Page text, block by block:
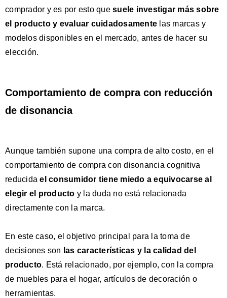
comprador y es por esto que suele investigar más sobre
el producto y evaluar cuidadosamente las marcas y
modelos disponibles en el mercado, antes de hacer su
elección.
Comportamiento de compra con reducción
de disonancia
Aunque también supone una compra de alto costo, en el
comportamiento de compra con disonancia cognitiva
reducida el consumidor tiene miedo a equivocarseal
elegir el producto y la duda no está relacionada
directamente con la marca.
En este caso, el objetivo principal para la toma de
decisiones son las características y la calidad del
producto. Está relacionado, por ejemplo, con la compra
de muebles para el hogar, artículos de decoración o
herramientas.